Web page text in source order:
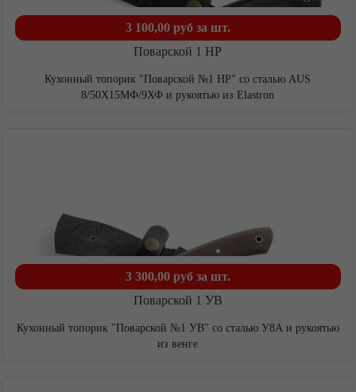
3 100,00 руб за шт.
Поварской 1 НР
Кухонный топорик "Поварской №1 НР" со сталью AUS
8/50Х15МФ/9ХФ и рукоятью из Elastron
3 300,00 руб за шт.
Поварской 1 УВ
Кухонный топорик "Поварской №1 УВ" со сталью У8А и рукоятью
из венге